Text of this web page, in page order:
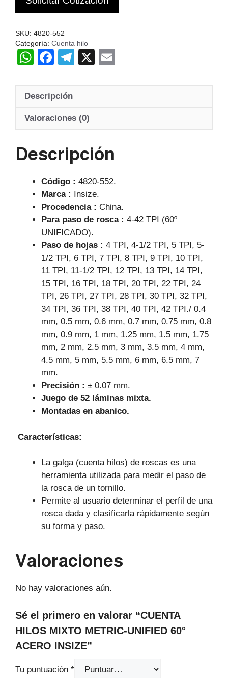
SKU: 4820-552
Categoría: Cuenta hilo
W
at
A
p
F
c
b
o
T
e
a
X
ail
Descripción
Valoraciones (0)
Descripción
Código : 4820-552.
Marca : Insize.
Procedencia : China.
Para paso de rosca : 4-42 TPI (60º
UNIFICADO).
Paso de hojas : 4 TPI, 4-1/2 TPI, 5 TPI, 5-
1/2 TPI, 6 TPI, 7 TPI, 8 TPI, 9 TPI, 10 TPI,
11 TPI, 11-1/2 TPI, 12 TPI, 13 TPI, 14 TPI,
15 TPI, 16 TPI, 18 TPI, 20 TPI, 22 TPI, 24
TPI, 26 TPI, 27 TPI, 28 TPI, 30 TPI, 32 TPI,
34 TPI, 36 TPI, 38 TPI, 40 TPI, 42 TPI./ 0.4
mm, 0.5 mm, 0.6 mm, 0.7 mm, 0.75 mm, 0.8
mm, 0.9 mm, 1 mm, 1.25 mm, 1.5 mm, 1.75
mm, 2 mm, 2.5 mm, 3 mm, 3.5 mm, 4 mm,
4.5 mm, 5 mm, 5.5 mm, 6 mm, 6.5 mm, 7
mm.
Precisión : ± 0.07 mm.
Juego de 52 láminas mixta.
Montadas en abanico.
Características:
​La galga (cuenta hilos) de roscas es una
herramienta utilizada para medir el paso de
la rosca de un tornillo.
Permite al usuario determinar el perfil de una
rosca dada y clasificarla rápidamente según
su forma y paso.
Valoraciones
No hay valoraciones aún.
Sé el primero en valorar “CUENTA
HILOS MIXTO METRIC-UNIFIED 60°
ACERO INSIZE”
Tu puntuación *